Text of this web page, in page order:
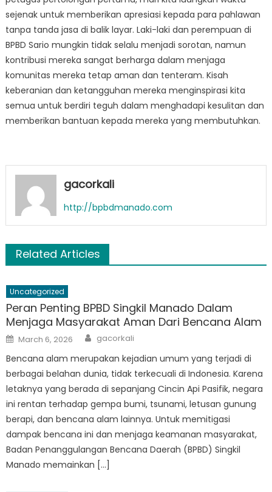
sejenak untuk memberikan apresiasi kepada para pahlawan
tanpa tanda jasa di balik layar. Laki-laki dan perempuan di
BPBD Sario mungkin tidak selalu menjadi sorotan, namun
kontribusi mereka sangat berharga dalam menjaga
komunitas mereka tetap aman dan tenteram. Kisah
keberanian dan ketangguhan mereka menginspirasi kita
semua untuk berdiri teguh dalam menghadapi kesulitan dan
memberikan bantuan kepada mereka yang membutuhkan.
gacorkali
http://bpbdmanado.com
Related Articles
Uncategorized
Peran Penting BPBD Singkil Manado Dalam
Menjaga Masyarakat Aman Dari Bencana Alam
Posted
on
March 6, 2026 Author
gacorkali
Bencana alam merupakan kejadian umum yang terjadi di
berbagai belahan dunia, tidak terkecuali di Indonesia. Karena
letaknya yang berada di sepanjang Cincin Api Pasifik, negara
ini rentan terhadap gempa bumi, tsunami, letusan gunung
berapi, dan bencana alam lainnya. Untuk memitigasi
dampak bencana ini dan menjaga keamanan masyarakat,
Badan Penanggulangan Bencana Daerah (BPBD) Singkil
Manado memainkan […]